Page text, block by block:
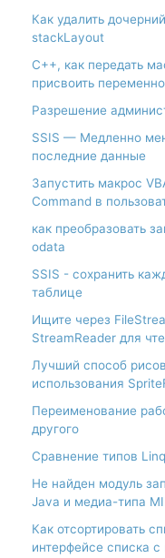
Как удалить
stackLayout
С++, как передать
присвоить
Разрешение
SSIS — Медленно
последние данные
Запустить макрос
Command в
как преобразовать
odata
SSIS - сохранить
таблице
Ищите через
StreamReader для
Лучший способ
использования
Переименование
другого
Сравнение типов Linq
Не найден модуль
Java и медиа-типа
Как отсортировать
интерфейсе списка